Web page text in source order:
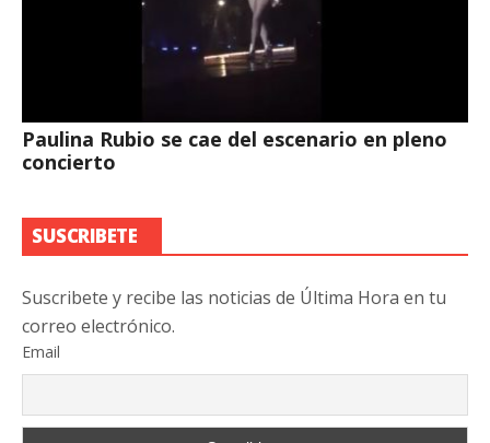
Paulina Rubio se cae del escenario en pleno
concierto
SUSCRIBETE
Suscribete y recibe las noticias de Última Hora en tu
correo electrónico.
Email